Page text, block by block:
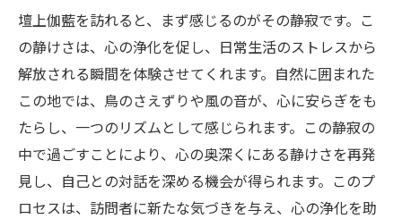
訪問者を魅了する特別な時間
内なる平和を求める人々を魅了する壇上伽藍
訪れる人々の心を癒す静寂
平和を感じる特別な場所
心の平穏を育む文化の力
静寂がもたらす心の安定
新たな平和の境地を発見する
壇上伽藍を訪れると、まず感じるのがその静寂です。こ
の静けさは、心の浄化を促し、日常生活のストレスから
解放される瞬間を体験させてくれます。自然に囲まれた
この地では、鳥のさえずりや風の音が、心に安らぎをも
たらし、一つのリズムとして感じられます。この静寂の
中で過ごすことにより、心の奥深くにある静けさを再発
見し、自己との対話を深める機会が得られます。このプ
ロセスは、訪問者に新たな気づきを与え、心の浄化を助